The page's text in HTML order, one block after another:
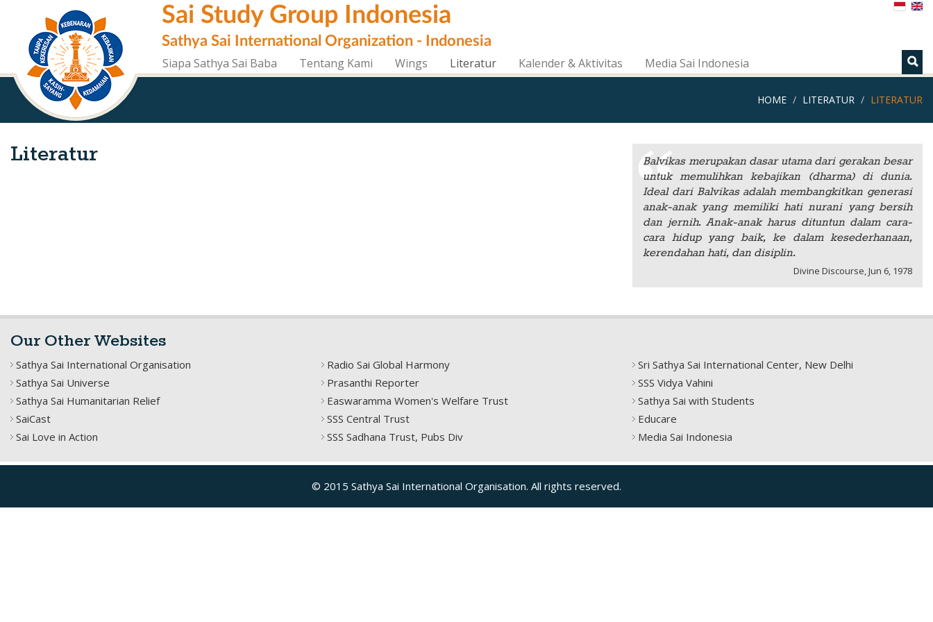
content
Sai Study Group Indonesia
Sathya Sai International Organization - Indonesia
Siapa Sathya Sai Baba
Tentang Kami Wings Literatur Kalender & Aktivitas Media Sai Indonesia
HOME LITERATUR LITERATUR
Literatur
Balvikas merupakan dasar utama dari gerakan besar
untuk memulihkan kebajikan (dharma) di dunia.
Ideal dari Balvikas adalah membangkitkan generasi
anak-anak yang memiliki hati nurani yang bersih
dan jernih. Anak-anak harus dituntun dalam cara-
cara hidup yang baik, ke dalam kesederhanaan,
kerendahan hati, dan disiplin.
Divine Discourse, Jun 6, 1978
Our Other Websites
Sathya Sai International Organisation
Sathya Sai Universe
Sathya Sai Humanitarian Relief
SaiCast
Sai Love in Action
Radio Sai Global Harmony
Prasanthi Reporter
Easwaramma Women's Welfare Trust
SSS Central Trust
SSS Sadhana Trust, Pubs Div
Sri Sathya Sai International Center, New Delhi
SSS Vidya Vahini
Sathya Sai with Students
Educare
Media Sai Indonesia
© 2015 Sathya Sai International Organisation. All rights reserved.